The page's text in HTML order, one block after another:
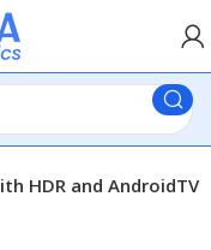
HDR and AndroidTV